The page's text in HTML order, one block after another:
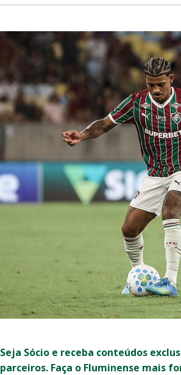
Seja Sócio e receba conteúdos
parceiros. Faça o Fluminense mais